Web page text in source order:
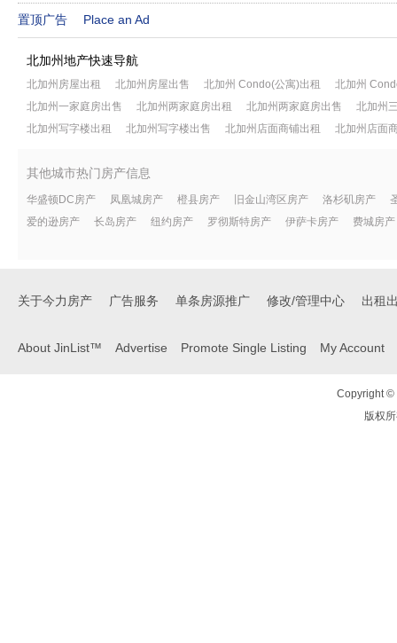
置顶广告 Place an Ad
北加州地产快速导航
北加州房屋出租 北加州房屋出售 北加州 Condo(公寓)出租
北加州
北加州一家庭房出售
北加州两家庭房出租 北加州两家庭房出售
北加州
北加州写字楼出租
北加州写字楼出售 北加州店面商铺出租 北加州店面
其他城市热门房产信息
华盛顿DC房产 凤凰城房产 橙县房产 旧金山湾区房产 洛杉矶房产
爱的逊房产
长岛房产 纽约房产 罗彻斯特房产 伊萨卡房产 费城房产
关于今力房产 广告服务 单条房源推广 修改/管理中心 出租
About JinList™ Advertise Promote Single Listing My Account
Copyright ©
版权